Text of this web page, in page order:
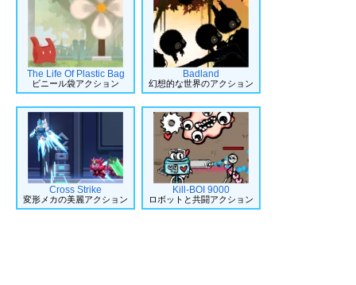
The Life Of Plastic Bag
ビニール袋アクション
Badland
幻想的な世界のアクション
Cross Strike
変形メカの美麗アクション
Kill-BOI 9000
ロボットと共闘アクション